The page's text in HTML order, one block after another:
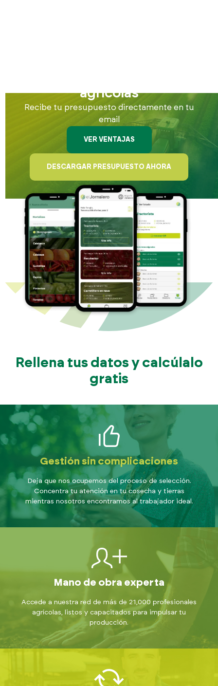
agrícolas
Recibe tu presupuesto directamente en tu
email
VER VENTAJAS
DESCARGAR PRESUPUESTO AHORA
Rellena tus datos y calcúlalo
gratis
Gestión sin complicaciones
Deja que nos ocupemos del proceso de selección.
Concentra tu atención en tu cosecha y tierras
mientras nosotros encontramos al trabajador ideal.
Mano de obra experta
Accede a nuestra red de más de 21,000 profesionales
agrícolas, listos y capacitados para impulsar tu
producción.